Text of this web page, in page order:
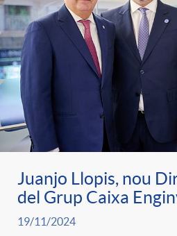
Juanjo Llopis, nou
del Grup Caixa
19/11/2024